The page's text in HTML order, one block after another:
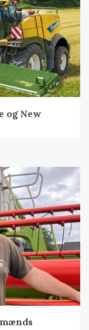
og New